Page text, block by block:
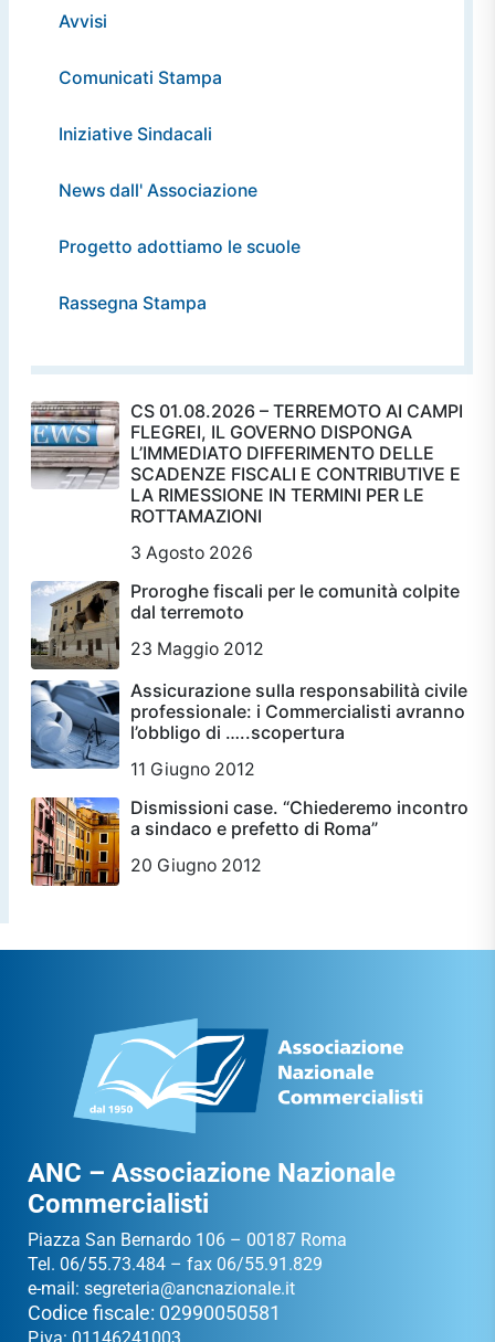
Avvisi
Comunicati Stampa
Iniziative Sindacali
News dall' Associazione
Progetto adottiamo le scuole
Rassegna Stampa
CS 01.08.2026 – TERREMOTO AI CAMPI
FLEGREI, IL GOVERNO DISPONGA
L’IMMEDIATO DIFFERIMENTO DELLE
SCADENZE FISCALI E CONTRIBUTIVE E
LA RIMESSIONE IN TERMINI PER LE
ROTTAMAZIONI
3 Agosto 2026
Proroghe fiscali per le comunità colpite
dal terremoto
23 Maggio 2012
Assicurazione sulla responsabilità civile
professionale: i Commercialisti avranno
l’obbligo di …..scopertura
11 Giugno 2012
Dismissioni case. “Chiederemo incontro
a sindaco e prefetto di Roma”
20 Giugno 2012
ANC – Associazione Nazionale
Commercialisti
Piazza San Bernardo 106 – 00187 Roma
Tel. 06/55.73.484 – fax 06/55.91.829
e-mail: segreteria@ancnazionale.it
Codice fiscale: 02990050581